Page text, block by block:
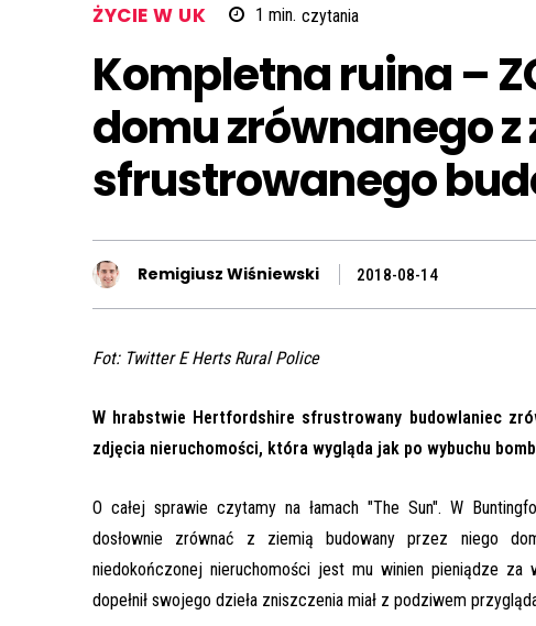
ŻYCIE W UK 1 min. czytania
Kompletna ruina –
domu zrównanego z
sfrustrowanego
Remigiusz Wiśniewski 2018-08-14
Fot: Twitter E Herts Rural Police
W hrabstwie Hertfordshire sfrustrowany budowlaniec
zdjęcia nieruchomości, która wygląda jak po wybuchu
O całej sprawie czytamy na łamach "The Sun". W
dosłownie zrównać z ziemią budowany przez niego
niedokończonej nieruchomości jest mu winien pieniądze
dopełnił swojego dzieła zniszczenia miał z podziwem